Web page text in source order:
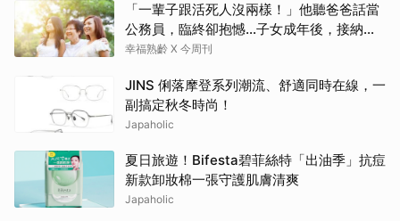
「一輩子跟活死人沒兩樣！」他聽爸爸話當
公務員，臨終卻抱憾…子女成年後，接納與
欣賞就夠了
幸福熟齡 X 今周刊
JINS 俐落摩登系列潮流、舒適同時在線，一
副搞定秋冬時尚！
Japaholic
夏日旅遊！Bifesta碧菲絲特「出油季」抗痘
新款卸妝棉一張守護肌膚清爽
Japaholic